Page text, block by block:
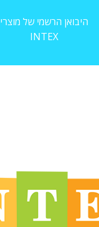
היבואן הרשמי של מוצרי
INTEX